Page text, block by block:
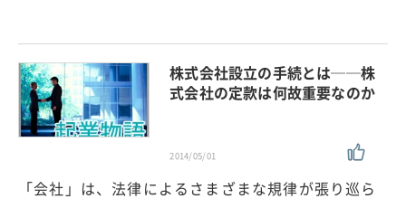
株式会社設立の手続とは──株
式会社の定款は何故重要なのか
2014/05/01
「会社」は、法律によるさまざまな規律が張り巡ら